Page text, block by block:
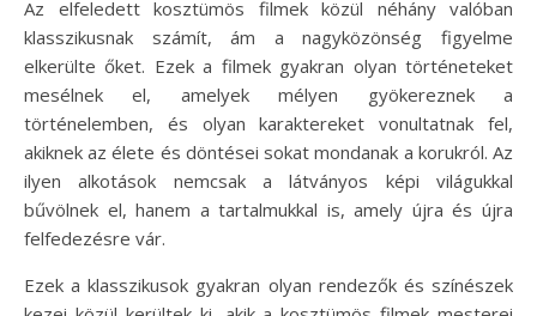
Az elfeledett kosztümös filmek közül néhány valóban
klasszikusnak számít, ám a nagyközönség figyelme
elkerülte őket. Ezek a filmek gyakran olyan történeteket
mesélnek el, amelyek mélyen gyökereznek a
történelemben, és olyan karaktereket vonultatnak fel,
akiknek az élete és döntései sokat mondanak a korukról. Az
ilyen alkotások nemcsak a látványos képi világukkal
bűvölnek el, hanem a tartalmukkal is, amely újra és újra
felfedezésre vár.
Ezek a klasszikusok gyakran olyan rendezők és színészek